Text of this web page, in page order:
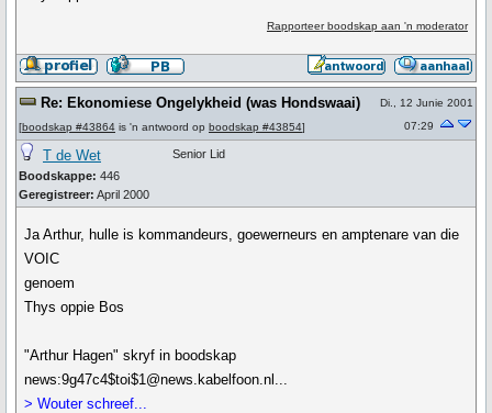
Rapporteer boodskap aan 'n moderator
Re: Ekonomiese Ongelykheid (was Hondswaai)
[boodskap #43864 is 'n antwoord op boodskap #43854]
Di., 12 Junie 2001
07:29
T de Wet
Boodskappe: 446
Geregistreer: April 2000
Senior Lid
Ja Arthur, hulle is kommandeurs, goewerneurs en amptenare van die
VOIC
genoem
Thys oppie Bos
"Arthur Hagen" skryf in boodskap
news:9g47c4$toi$1@news.kabelfoon.nl...
> Wouter schreef...